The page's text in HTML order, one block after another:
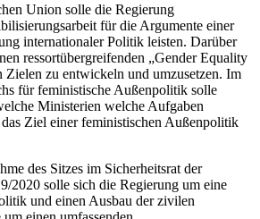
Union solle die Regierung
für die Argumente einer
internationaler Politik leisten. Darüber
ressortübergreifenden „Gender Equality
Zielen zu entwickeln und umzusetzen. Im
für feministische Außenpolitik solle
Ministerien welche Aufgaben
Ziel einer feministischen Außenpolitik
des Sitzes im Sicherheitsrat der
2020 solle sich die Regierung um eine
und einen Ausbau der zivilen